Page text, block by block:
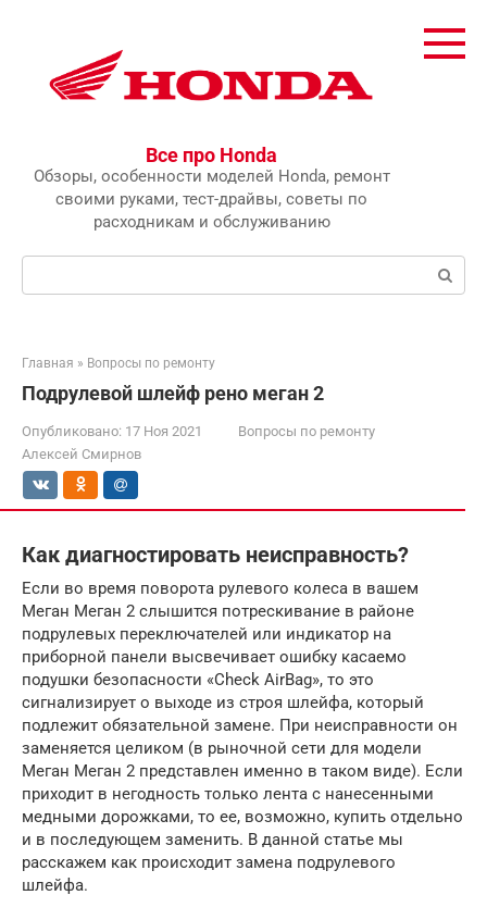
Все про Honda
Обзоры, особенности моделей Honda, ремонт
своими руками, тест-драйвы, советы по
расходникам и обслуживанию
Главная » Вопросы по ремонту
Подрулевой шлейф рено меган 2
Опубликовано: 17 Ноя 2021
Вопросы по ремонту
Алексей Смирнов
Как диагностировать неисправность?
Если во время поворота рулевого колеса в вашем
Меган Меган 2 слышится потрескивание в районе
подрулевых переключателей или индикатор на
приборной панели высвечивает ошибку касаемо
подушки безопасности «Check AirBag», то это
сигнализирует о выходе из строя шлейфа, который
подлежит обязательной замене. При неисправности он
заменяется целиком (в рыночной сети для модели
Меган Меган 2 представлен именно в таком виде). Если
приходит в негодность только лента с нанесенными
медными дорожками, то ее, возможно, купить отдельно
и в последующем заменить. В данной статье мы
расскажем как происходит замена подрулевого
шлейфа.